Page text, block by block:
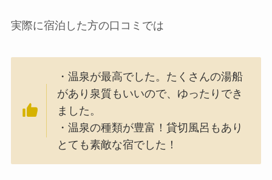
実際に宿泊した方の口コミでは
・温泉が最高でした。たくさんの湯船
があり泉質もいいので、ゆったりでき
ました。
・温泉の種類が豊富！貸切風呂もあり
とても素敵な宿でした！